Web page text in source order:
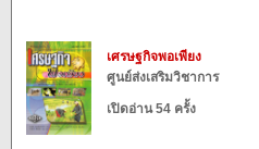
เศรษฐกิจพอเพียง
ศูนย์ส่งเสริมวิชาการ
เปิดอ่าน 54 ครั้ง